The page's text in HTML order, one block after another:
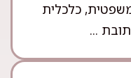
כלכלית
...